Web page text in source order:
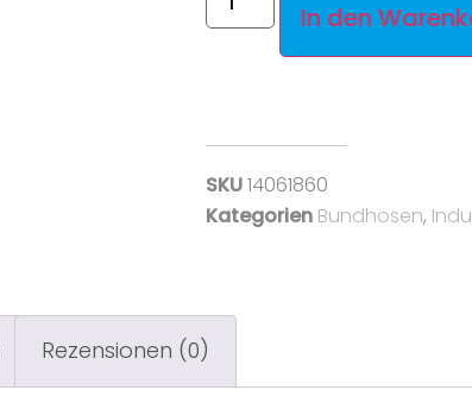
In den
SKU14061860
Kategorien Bundhosen,
Rezensionen (0)